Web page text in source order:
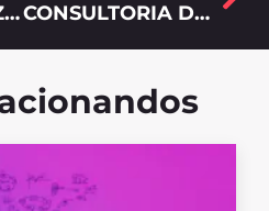
COMO HUMANIZAR SUA ESTRATÉGIA DE MARKETING PARA REALIZAR VENDAS CORPORATIVAS? CONSULTORIA DE MARKETING DIGITAL B2B VALE A PENA? DESCUBRA AQUI!